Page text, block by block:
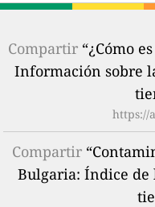
Compartir“¿Cómo
Información sobre
https://
Compartir
Bulgaria: Índice de